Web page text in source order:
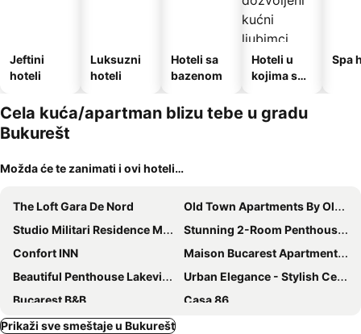
Jeftini
hoteli
Luksuzni
hoteli
Hoteli sa
bazenom
Hoteli u
kojima su
kućni
ljubimci
Spa
Cela kuća/apartman blizu tebe u gradu
Bukurešt
Možda će te zanimati i ovi hoteli…
The Loft Gara De Nord
Old Town Apartments By Olala Homes
Studio Militari Residence MR_1
Stunning 2-Room Penthouse with Lakeview W11
Confort INN
Maison Bucarest Apartments By Olala Homes
Beautiful Penthouse Lakeview W18
Urban Elegance - Stylish Central Accommodation
Bucarest B&B
Casa 86
Color Apartments Old Town Center
Prikaži sve smeštaje u Bukurešt